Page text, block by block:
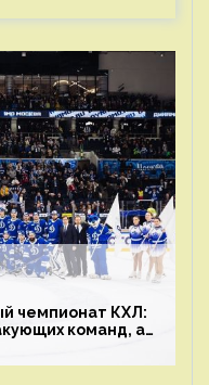
чемпионат КХЛ:
команд, а